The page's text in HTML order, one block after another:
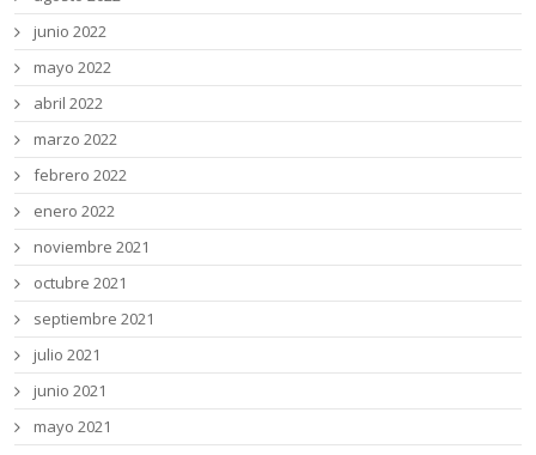
junio 2022
mayo 2022
abril 2022
marzo 2022
febrero 2022
enero 2022
noviembre 2021
octubre 2021
septiembre 2021
julio 2021
junio 2021
mayo 2021